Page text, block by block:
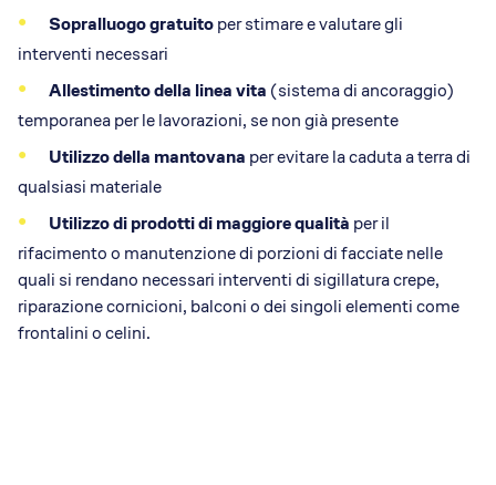
Sopralluogo gratuitoper stimare e valutare gli
interventi necessari
Allestimento della linea vita (sistema di ancoraggio)
temporanea per le lavorazioni, se non già presente
Utilizzo della mantovana per evitare la caduta a terra di
qualsiasi materiale
Utilizzo di prodotti di maggiore qualità per il
rifacimento o manutenzione di porzioni di facciate nelle
quali si rendano necessari interventi di sigillatura crepe,
riparazione cornicioni, balconi o dei singoli elementi come
frontalini o celini.